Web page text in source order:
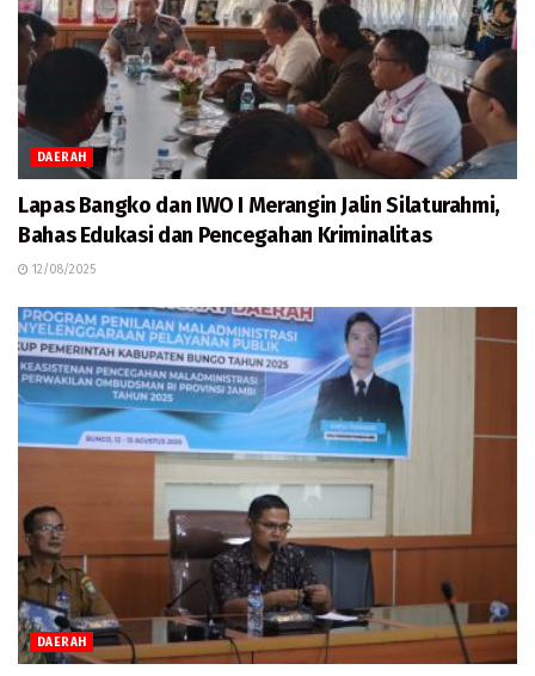
DAERAH
Lapas Bangko dan IWO I Merangin Jalin Silaturahmi,
Bahas Edukasi dan Pencegahan Kriminalitas
12/08/2025
DAERAH